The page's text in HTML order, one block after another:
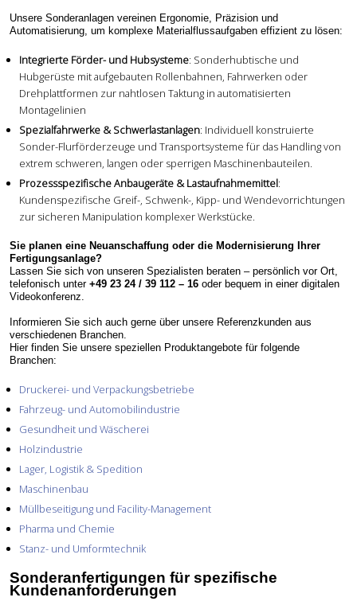
Unsere Sonderanlagen vereinen Ergonomie, Präzision und
Automatisierung, um komplexe Materialflussaufgaben effizient zu lösen:
Integrierte Förder- und Hubsysteme: Sonderhubtische und
Hubgerüste mit aufgebauten Rollenbahnen, Fahrwerken oder
Drehplattformen zur nahtlosen Taktung in automatisierten
Montagelinien
Spezialfahrwerke & Schwerlastanlagen: Individuell konstruierte
Sonder-Flurförderzeuge und Transportsysteme für das Handling von
extrem schweren, langen oder sperrigen Maschinenbauteilen.
Prozessspezifische Anbaugeräte & Lastaufnahmemittel:
Kundenspezifische Greif-, Schwenk-, Kipp- und Wendevorrichtungen
zur sicheren Manipulation komplexer Werkstücke.
Sie planen eine Neuanschaffung oder die Modernisierung Ihrer
Fertigungsanlage?
Lassen Sie sich von unseren Spezialisten beraten – persönlich vor Ort,
telefonisch unter +49 23 24 / 39 112 – 16 oder bequem in einer digitalen
Videokonferenz.
Informieren Sie sich auch gerne über unsere Referenzkunden aus
verschiedenen Branchen.
Hier finden Sie unsere speziellen Produktangebote für folgende
Branchen:
Druckerei- und Verpackungsbetriebe
Fahrzeug- und Automobilindustrie
Gesundheit und Wäscherei
Holzindustrie
Lager, Logistik & Spedition
Maschinenbau
Müllbeseitigung und Facility-Management
Pharma und Chemie
Stanz- und Umformtechnik
Sonderanfertigungen für spezifische
Kundenanforderungen